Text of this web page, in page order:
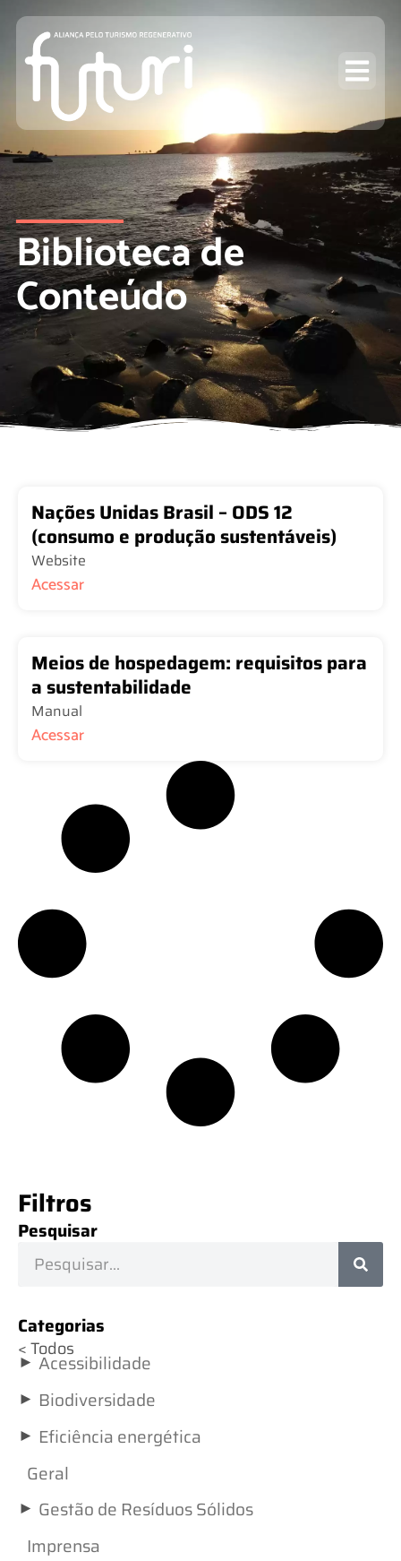
Biblioteca de
Conteúdo
Nações Unidas Brasil – ODS 12
(consumo e produção sustentáveis)
Website
Acessar
Meios de hospedagem: requisitos para
a sustentabilidade
Manual
Acessar
Filtros
Pesquisar
Categorias
< Todos
► Acessibilidade
► Biodiversidade
► Eficiência energética
Geral
► Gestão de Resíduos Sólidos
Imprensa